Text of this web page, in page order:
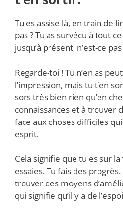
Tu es assise là, en train de
pas ? Tu as survécu à tout
jusqu’à présent, n’est-ce pas
Regarde-toi ! Tu n’en as
l’impression, mais tu t’en
sors très bien rien qu’en
connaissances et à trouver
face aux choses difficiles
esprit.
Cela signifie que tu es sur
essaies. Tu fais des progrès.
trouver des moyens
qui signifie qu’il y a de